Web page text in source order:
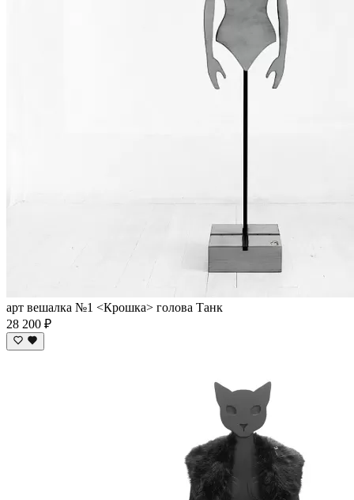
арт вешалка №1 <Крошка> голова Танк
28 200 ₽